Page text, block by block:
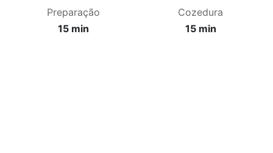
Preparação
15 min
Cozedura
15 min